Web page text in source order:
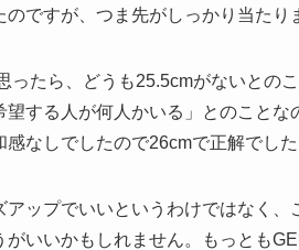
ですが、つま先がしっかり当たり
ったら、どうも25.5cmがないとの
する人が何人かいる」とのことな
なしでしたので26cmで正解でした
ップでいいというわけではなく、
いいかもしれません。もっとも